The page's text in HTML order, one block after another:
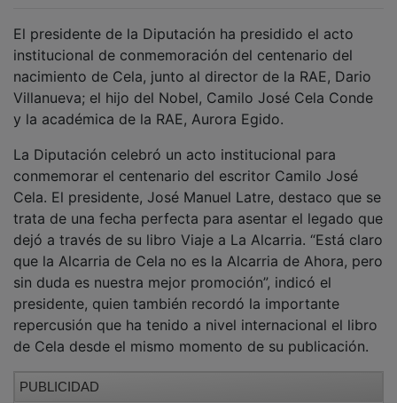
institucional de conmemoración del centenario del
nacimiento de Cela, junto al director de la RAE, Dario
Villanueva; el hijo del Nobel, Camilo José Cela Conde
y la académica de la RAE, Aurora Egido.
conmemorar el centenario del escritor Camilo José
Cela. El presidente, José Manuel Latre, destaco que se
trata de una fecha perfecta para asentar el legado que
dejó a través de su libro Viaje a La Alcarria. “Está claro
que la Alcarria de Cela no es la Alcarria de Ahora, pero
sin duda es nuestra mejor promoción”, indicó el
presidente, quien también recordó la importante
repercusión que ha tenido a nivel internacional el libro
de Cela desde el mismo momento de su publicación.